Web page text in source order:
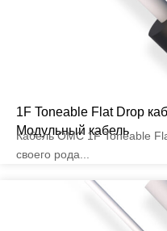
1F Toneable Flat Drop
Модульный кабель
Кабель OMC 1F Toneable
своего рода...